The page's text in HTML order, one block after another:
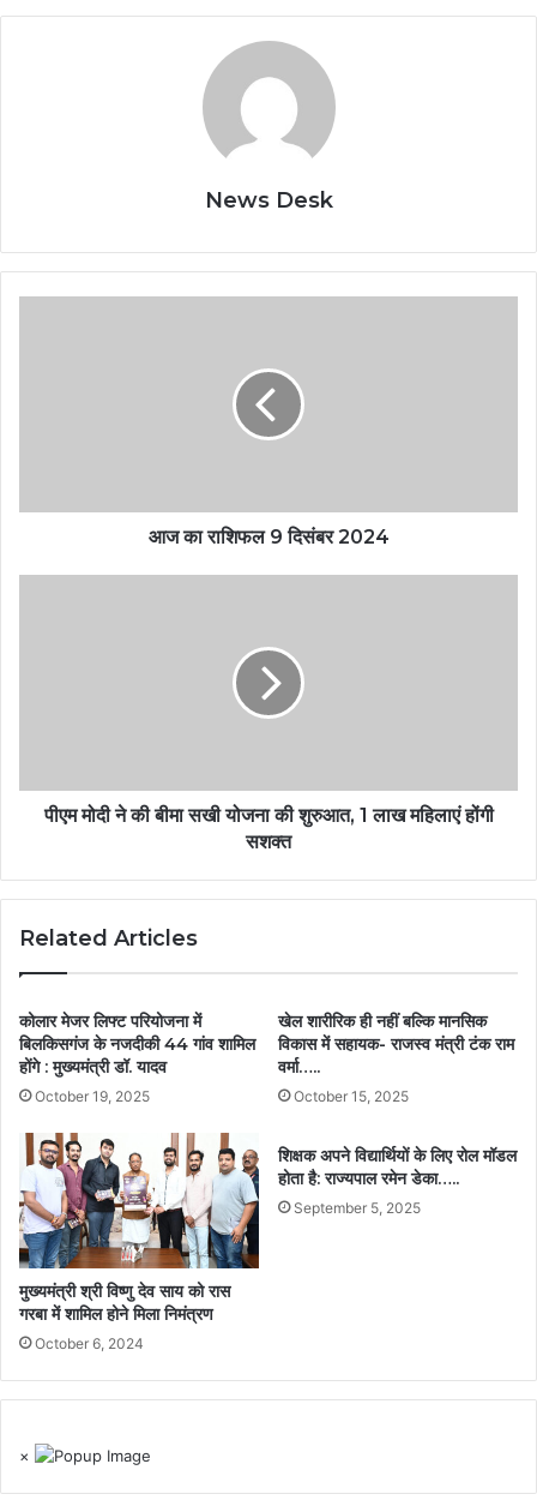
News Desk
आज का राशिफल 9 दिसंबर 2024
पीएम मोदी ने की बीमा सखी योजना की शुरुआत, 1 लाख महिलाएं होंगी
सशक्त
Related Articles
कोलार मेजर लिफ्ट परियोजना में
बिलकिसगंज के नजदीकी 44 गांव शामिल
होंगे : मुख्यमंत्री डॉ. यादव
October 19, 2025
खेल शारीरिक ही नहीं बल्कि मानसिक
विकास में सहायक- राजस्व मंत्री टंक राम
वर्मा…..
October 15, 2025
मुख्यमंत्री श्री विष्णु देव साय को रास
गरबा में शामिल होने मिला निमंत्रण
October 6, 2024
शिक्षक अपने विद्यार्थियों के लिए रोल मॉडल
होता है: राज्यपाल रमेन डेका…..
September 5, 2025
×